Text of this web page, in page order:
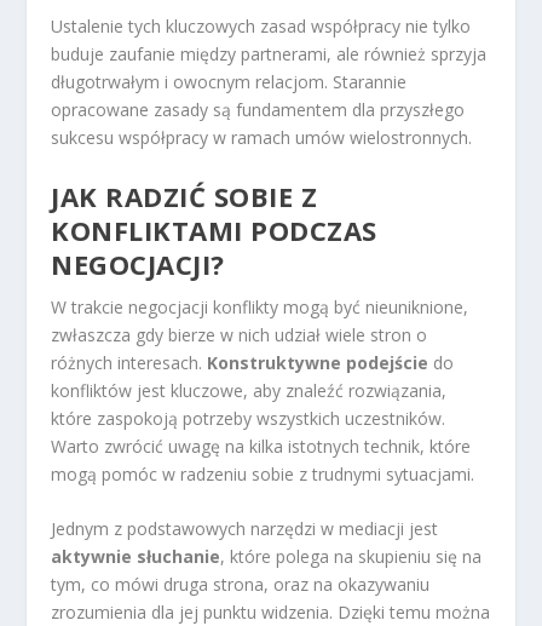
Ustalenie tych kluczowych zasad współpracy nie tylko
buduje zaufanie między partnerami, ale również sprzyja
długotrwałym i owocnym relacjom. Starannie
opracowane zasady są fundamentem dla przyszłego
sukcesu współpracy w ramach umów wielostronnych.
JAK RADZIĆ SOBIE Z
KONFLIKTAMI PODCZAS
NEGOCJACJI?
W trakcie negocjacji konflikty mogą być nieuniknione,
zwłaszcza gdy bierze w nich udział wiele stron o
różnych interesach. Konstruktywne podejście do
konfliktów jest kluczowe, aby znaleźć rozwiązania,
które zaspokoją potrzeby wszystkich uczestników.
Warto zwrócić uwagę na kilka istotnych technik, które
mogą pomóc w radzeniu sobie z trudnymi sytuacjami.
Jednym z podstawowych narzędzi w mediacji jest
aktywnie słuchanie, które polega na skupieniu się na
tym, co mówi druga strona, oraz na okazywaniu
zrozumienia dla jej punktu widzenia. Dzięki temu można